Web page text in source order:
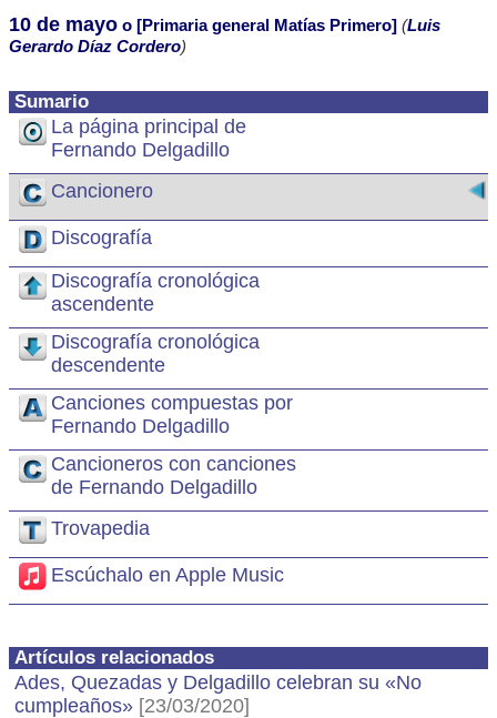
Sumario
La página principal de
Fernando Delgadillo
Cancionero
Discografía
Discografía cronológica
ascendente
Discografía cronológica
descendente
Canciones compuestas por
Fernando Delgadillo
Cancioneros con canciones
de Fernando Delgadillo
Trovapedia
Escúchalo en Apple Music
Artículos relacionados
Ades, Quezadas y Delgadillo celebran su «No
cumpleaños» [23/03/2020]
10 de mayo o [Primaria general Matías Primero] (Luis
Gerardo Díaz Cordero)